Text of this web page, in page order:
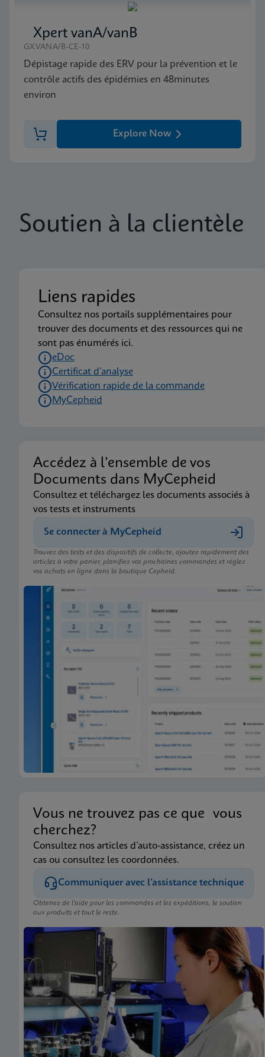
Xpert vanA/vanB
GXVANA/B-CE-10
Dépistage rapide des ERV pour la prévention et le
contrôle actifs des épidémies en 48minutes
environ
Explore Now
Soutien à la clientèle
Liens rapides
Consultez nos portails supplémentaires pour
trouver des documents et des ressources qui ne
sont pas énumérés ici.
eDoc
Certificat d’analyse
Vérification rapide de la commande
MyCepheid
Accédez à l’ensemble de vos
Documents dans MyCepheid
Consultez et téléchargez les documents associés à
vos tests et instruments
Se connecter à MyCepheid
Trouvez des tests et des dispositifs de collecte, ajoutez rapidement des
articles à votre panier, planifiez vos prochaines commandes et réglez
vos achats en ligne dans la boutique Cepheid.
Vous ne trouvez pas ce que vous
cherchez?
Consultez nos articles d’auto-assistance, créez un
cas ou consultez les coordonnées.
Communiquer avec l’assistance technique
Obtenez de l’aide pour les commandes et les expéditions, le soutien
aux produits et tout le reste.